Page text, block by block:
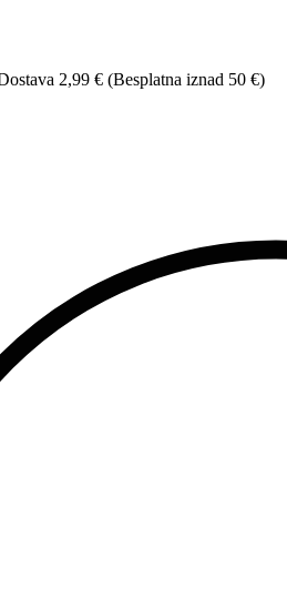
2,99 € (Besplatna iznad 50 €)